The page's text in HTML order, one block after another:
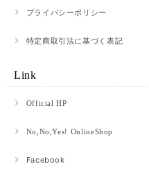
プライバシーポリシー
特定商取引法に基づく表記
Link
Official HP
No,No,Yes! OnlineShop
Facebook